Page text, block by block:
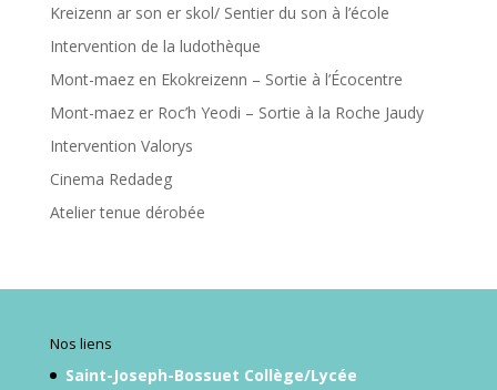
Nos liens
Saint-Joseph-Bossuet Collège/Lycée
Accès admin
Mentions légales